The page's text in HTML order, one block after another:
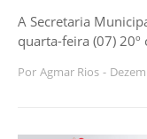
A Secretaria
quarta-feira (07) 20º
Por Agmar Rios -